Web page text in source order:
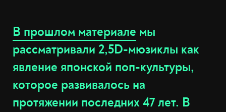
В прошлом материале мы
рассматривали 2,5D-мюзиклы как
явление японской поп-культуры,
которое развивалось на
протяжении последних 47 лет. В